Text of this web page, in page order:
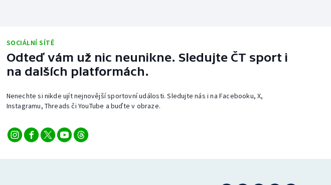
SOCIÁLNÍ SÍTĚ
Odteď vám už nic neunikne. Sledujte ČT sport i
na dalších platformách.
Nenechte si nikde ujít nejnovější sportovní události. Sledujte nás i na Facebooku, X,
Instagramu, Threads či YouTube a buďte v obraze.